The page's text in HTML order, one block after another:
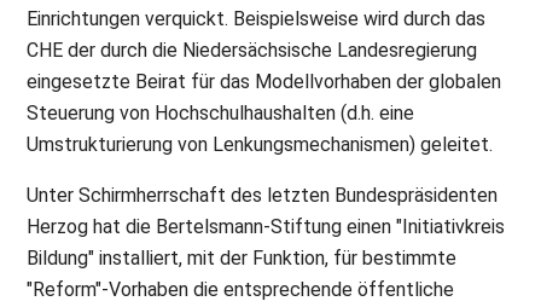
Einrichtungen verquickt. Beispielsweise wird durch das
CHE der durch die Niedersächsische Landesregierung
eingesetzte Beirat für das Modellvorhaben der globalen
Steuerung von Hochschulhaushalten (d.h. eine
Umstrukturierung von Lenkungsmechanismen) geleitet.
Unter Schirmherrschaft des letzten Bundespräsidenten
Herzog hat die Bertelsmann-Stiftung einen "Initiativkreis
Bildung" installiert, mit der Funktion, für bestimmte
"Reform"-Vorhaben die entsprechende öffentliche